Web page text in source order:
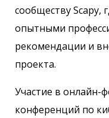
сообществу Scapy,
опытными
рекомендации и
проекта.
Участие в онлайн-
конференций по